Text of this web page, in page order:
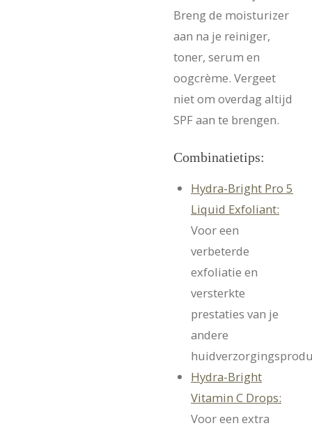
Breng de moisturizer
aan na je reiniger,
toner, serum en
oogcrème. Vergeet
niet om overdag altijd
SPF aan te brengen.
Combinatietips:
Hydra-Bright Pro 5
Liquid Exfoliant:
Voor een
verbeterde
exfoliatie en
versterkte
prestaties van je
andere
Hydra-Bright
Vitamin C Drops:
Voor een extra